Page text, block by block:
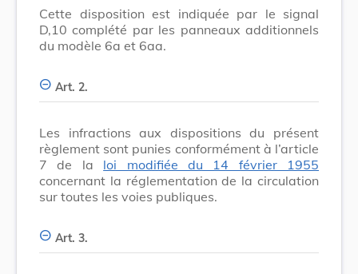
Cette disposition est indiquée par le signal
D,10 complété par les panneaux additionnels
du modèle 6a et 6aa.
Art. 2.
Les infractions aux dispositions du présent
règlement sont punies conformément à l’article
7 de la loi modifiée du 14 février 1955
concernant la réglementation de la circulation
sur toutes les voies publiques.
Art. 3.